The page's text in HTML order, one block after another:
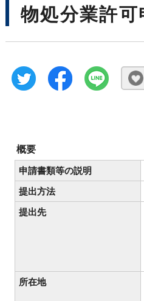
物処分業許可
概要
申請書類等の説明
提出方法
提出先
所在地